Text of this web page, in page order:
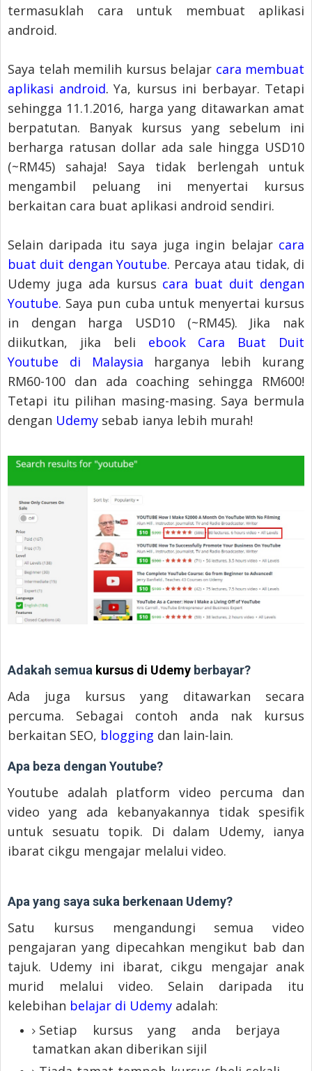
termasuklah cara untuk membuat aplikasi
android.
Saya telah memilih kursus belajar cara membuat
aplikasi android. Ya, kursus ini berbayar. Tetapi
sehingga 11.1.2016, harga yang ditawarkan amat
berpatutan. Banyak kursus yang sebelum ini
berharga ratusan dollar ada sale hingga USD10
(~RM45) sahaja! Saya tidak berlengah untuk
mengambil peluang ini menyertai kursus
berkaitan cara buat aplikasi android sendiri.
Selain daripada itu saya juga ingin belajar cara
buat duit dengan Youtube. Percaya atau tidak, di
Udemy juga ada kursus cara buat duit dengan
Youtube. Saya pun cuba untuk menyertai kursus
in dengan harga USD10 (~RM45). Jika nak
diikutkan, jika beli ebook Cara Buat Duit
Youtube di Malaysia harganya lebih kurang
RM60-100 dan ada coaching sehingga RM600!
Tetapi itu pilihan masing-masing. Saya bermula
dengan Udemy sebab ianya lebih murah!
Adakah semua kursus di Udemy berbayar?
Ada juga kursus yang ditawarkan secara
percuma. Sebagai contoh anda nak kursus
berkaitan SEO, blogging dan lain-lain.
Apa beza dengan Youtube?
Youtube adalah platform video percuma dan
video yang ada kebanyakannya tidak spesifik
untuk sesuatu topik. Di dalam Udemy, ianya
ibarat cikgu mengajar melalui video.
Apa yang saya suka berkenaan Udemy?
Satu kursus mengandungi semua video
pengajaran yang dipecahkan mengikut bab dan
tajuk. Udemy ini ibarat, cikgu mengajar anak
murid melalui video. Selain daripada itu
kelebihan belajar di Udemy adalah:
Setiap kursus yang anda berjaya
tamatkan akan diberikan sijil